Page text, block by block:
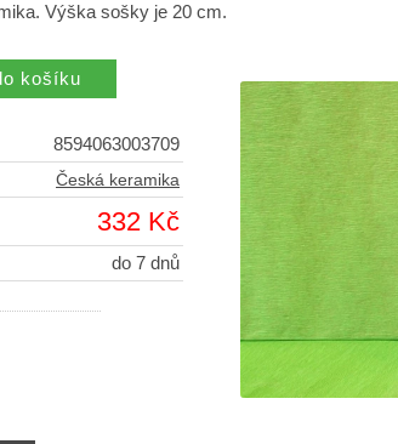
Výška sošky je 20 cm.
8594063003709
Česká keramika
332 Kč
do 7 dnů